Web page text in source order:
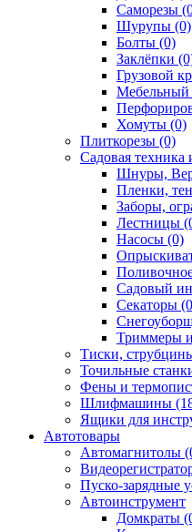
Саморезы
Шурупы (0)
Болты (0)
Заклёпки
Грузовой
Мебельный
Хомуты (0)
Плиткорезы (0)
Садовая техника
Шнуры,
Пленки,
Заборы,
Лестницы
Насосы (0)
Садовый
Секаторы
Триммеры и
Тиски,
Точильные
Фены и
Шлифмашины
Ящики для
Автотовары
Автомагнитолы
Пуско-зарядные
Автоинструмент
Домкраты